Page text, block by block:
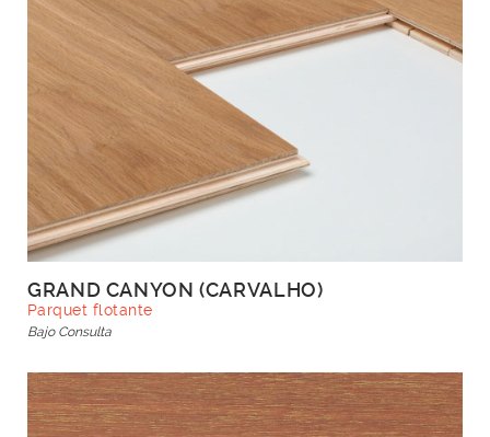
GRAND CANYON (CARVALHO)
Parquet flotante
Bajo Consulta